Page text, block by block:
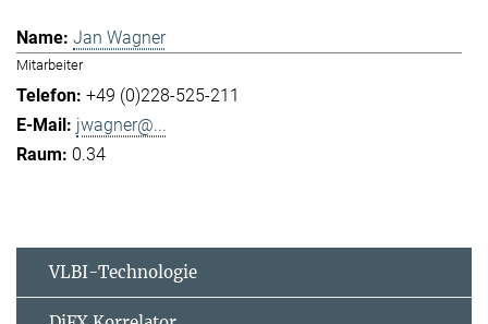
Jan Wagner
Mitarbeiter
+49 (0)228-525-211
jwagner@...
0.34
VLBI-Technologie